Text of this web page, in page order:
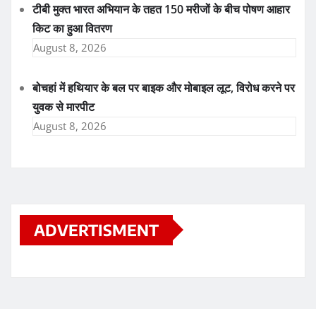
टीबी मुक्त भारत अभियान के तहत 150 मरीजों के बीच पोषण आहार
किट का हुआ वितरण
August 8, 2026
बोचहां में हथियार के बल पर बाइक और मोबाइल लूट, विरोध करने पर
युवक से मारपीट
August 8, 2026
ADVERTISMENT